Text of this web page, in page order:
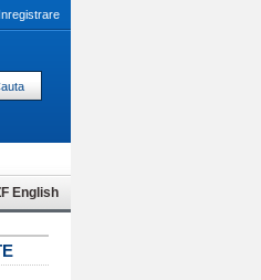
Inregistrare
English